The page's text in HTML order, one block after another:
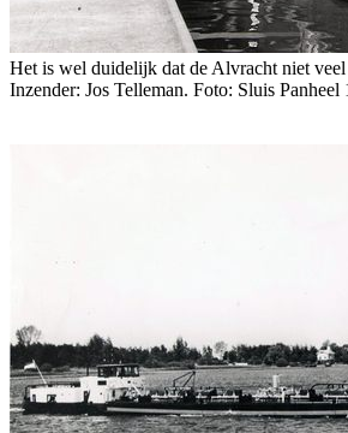
Het is wel duidelijk dat de Alvracht niet
Inzender: Jos Telleman. Foto: Sluis Panheel